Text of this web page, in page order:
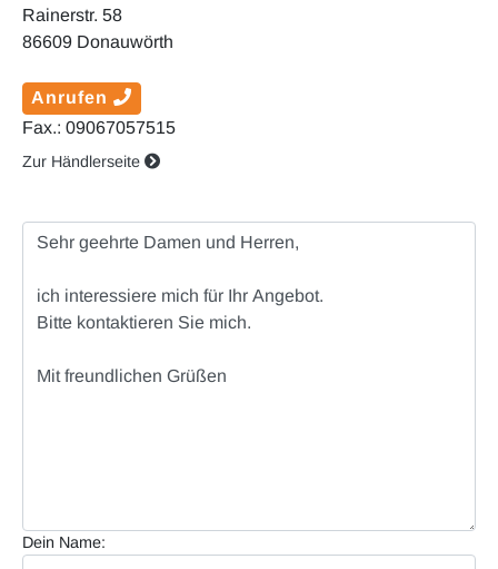
Rainerstr. 58
86609 Donauwörth
Anrufen
Fax.: 09067057515
Zur Händlerseite
Dein Name: